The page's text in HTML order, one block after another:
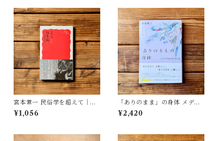
宮本常一 民俗学を超えて｜木
村 哲也
¥1,056
「ありのまま」の身体 メディ
アが描く私の見た目 | 藤嶋 陽
子(著)
¥2,420